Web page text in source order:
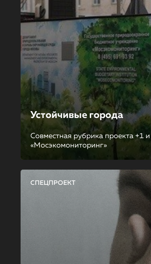
Устойчивые города
Совместная рубрика проекта +1
«Мосэкомониторинг»
СПЕЦПРОЕКТ